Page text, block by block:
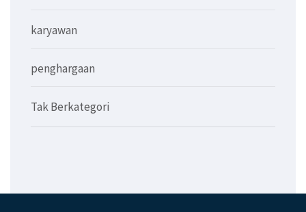
karyawan
penghargaan
Tak Berkategori